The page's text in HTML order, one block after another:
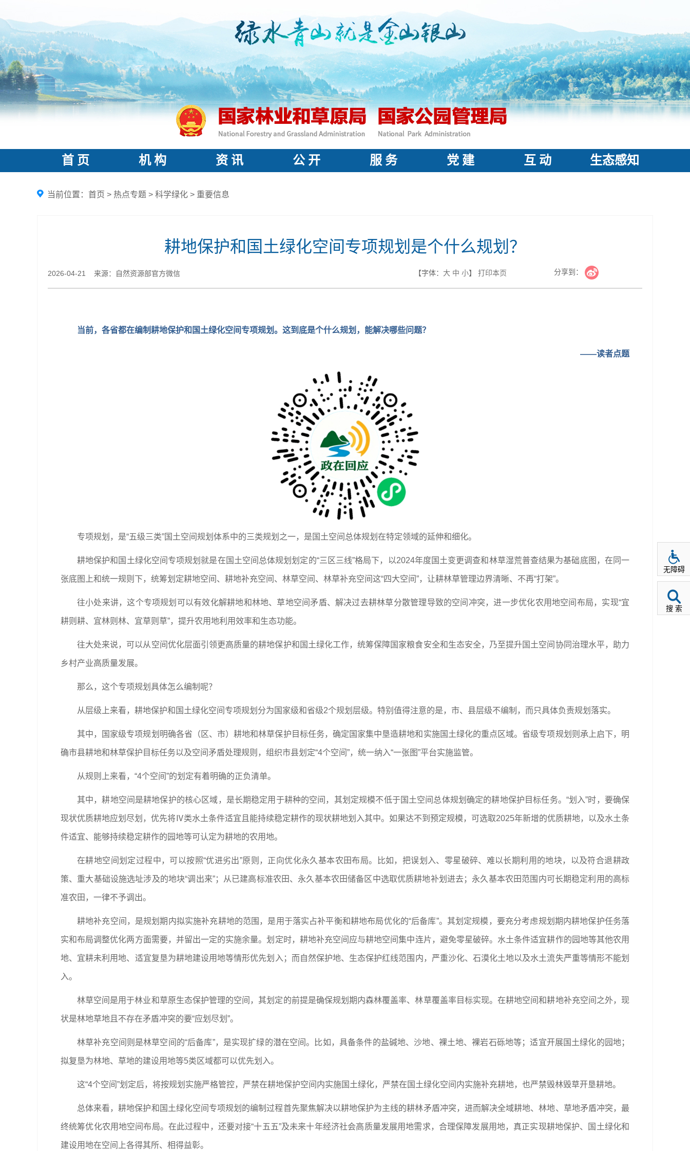
首 页 机 构 资 讯 公 开 服 务 党 建 互 动 生态感知
当前位置： 首页 > 热点专题 > 科学绿化 > 重要信息
耕地保护和国土绿化空间专项规划是个什么规划？
2026-04-21 来源：自然资源部官方微信 【字体： 大 中 小】 打印本页 分享到：
当前，各省都在编制耕地保护和国土绿化空间专项规划。这到底是个什么规划，能解决哪些问题？
——读者点题
专项规划，是“五级三类”国土空间规划体系中的三类规划之一，是国土空间总体规划在特定领域的延伸和细化。
耕地保护和国土绿化空间专项规划就是在国土空间总体规划划定的“三区三线”格局下，以2024年度国土变更调查和林草湿荒普查结果为基础底图，在同一
张底图上和统一规则下，统筹划定耕地空间、耕地补充空间、林草空间、林草补充空间这“四大空间”，让耕林草管理边界清晰、不再“打架”。
往小处来讲，这个专项规划可以有效化解耕地和林地、草地空间矛盾、解决过去耕林草分散管理导致的空间冲突，进一步优化农用地空间布局，实现“宜
耕则耕、宜林则林、宜草则草”，提升农用地利用效率和生态功能。
往大处来说，可以从空间优化层面引领更高质量的耕地保护和国土绿化工作，统筹保障国家粮食安全和生态安全，乃至提升国土空间协同治理水平，助力
乡村产业高质量发展。
那么，这个专项规划具体怎么编制呢？
从层级上来看，耕地保护和国土绿化空间专项规划分为国家级和省级2个规划层级。特别值得注意的是，市、县层级不编制，而只具体负责规划落实。
其中，国家级专项规划明确各省（区、市）耕地和林草保护目标任务，确定国家集中垦造耕地和实施国土绿化的重点区域。省级专项规划则承上启下，明
确市县耕地和林草保护目标任务以及空间矛盾处理规则，组织市县划定“4个空间”，统一纳入“一张图”平台实施监管。
从规则上来看，“4个空间”的划定有着明确的正负清单。
其中，耕地空间是耕地保护的核心区域，是长期稳定用于耕种的空间，其划定规模不低于国土空间总体规划确定的耕地保护目标任务。“划入”时，要确保
现状优质耕地应划尽划，优先将Ⅳ类水土条件适宜且能持续稳定耕作的现状耕地划入其中。如果达不到预定规模，可选取2025年新增的优质耕地，以及水土条
件适宜、能够持续稳定耕作的园地等可认定为耕地的农用地。
在耕地空间划定过程中，可以按照“优进劣出”原则，正向优化永久基本农田布局。比如，把误划入、零星破碎、难以长期利用的地块，以及符合退耕政
策、重大基础设施选址涉及的地块“调出来”；从已建高标准农田、永久基本农田储备区中选取优质耕地补划进去；永久基本农田范围内可长期稳定利用的高标
准农田，一律不予调出。
耕地补充空间，是规划期内拟实施补充耕地的范围，是用于落实占补平衡和耕地布局优化的“后备库”。其划定规模，要充分考虑规划期内耕地保护任务落
实和布局调整优化两方面需要，并留出一定的实施余量。划定时，耕地补充空间应与耕地空间集中连片，避免零星破碎。水土条件适宜耕作的园地等其他农用
地、宜耕未利用地、适宜复垦为耕地建设用地等情形优先划入；而自然保护地、生态保护红线范围内，严重沙化、石漠化土地以及水土流失严重等情形不能划
入。
林草空间是用于林业和草原生态保护管理的空间，其划定的前提是确保规划期内森林覆盖率、林草覆盖率目标实现。在耕地空间和耕地补充空间之外，现
状是林地草地且不存在矛盾冲突的要“应划尽划”。
林草补充空间则是林草空间的“后备库”，是实现扩绿的潜在空间。比如，具备条件的盐碱地、沙地、裸土地、裸岩石砾地等；适宜开展国土绿化的园地；
拟复垦为林地、草地的建设用地等5类区域都可以优先划入。
这“4个空间”划定后，将按规划实施严格管控，严禁在耕地保护空间内实施国土绿化，严禁在国土绿化空间内实施补充耕地，也严禁毁林毁草开垦耕地。
总体来看，耕地保护和国土绿化空间专项规划的编制过程首先聚焦解决以耕地保护为主线的耕林矛盾冲突，进而解决全域耕地、林地、草地矛盾冲突，最
终统筹优化农用地空间布局。在此过程中，还要对接“十五五”及未来十年经济社会高质量发展用地需求，合理保障发展用地，真正实现耕地保护、国土绿化和
建设用地在空间上各得其所、相得益彰。
无障碍
搜 索